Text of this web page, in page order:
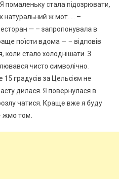
Я помаленьку стала підозрювати,
натуральний ж мот. … –
— – запропонувала в
поїсти вдома — – відповів
коли стало холоднішати. З
чисто символічно.
градусів за Цельсієм не
дилася. Я повернулася в
чатися. Краще вже я буду
жмо том.